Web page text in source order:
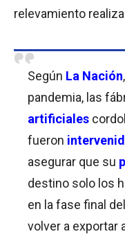
relevamiento
Según La Nación
pandemia, las
artificiales
fueron
asegurar que su
destino solo los
en la fase final del
volver a exportar